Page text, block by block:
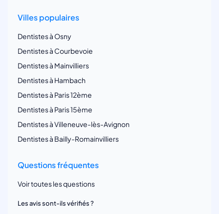
Villes populaires
Dentistes à Osny
Dentistes à Courbevoie
Dentistes à Mainvilliers
Dentistes à Hambach
Dentistes à Paris 12ème
Dentistes à Paris 15ème
Dentistes à Villeneuve-lès-Avignon
Dentistes à Bailly-Romainvilliers
Questions fréquentes
Voir toutes les questions
Les avis sont-ils vérifiés ?